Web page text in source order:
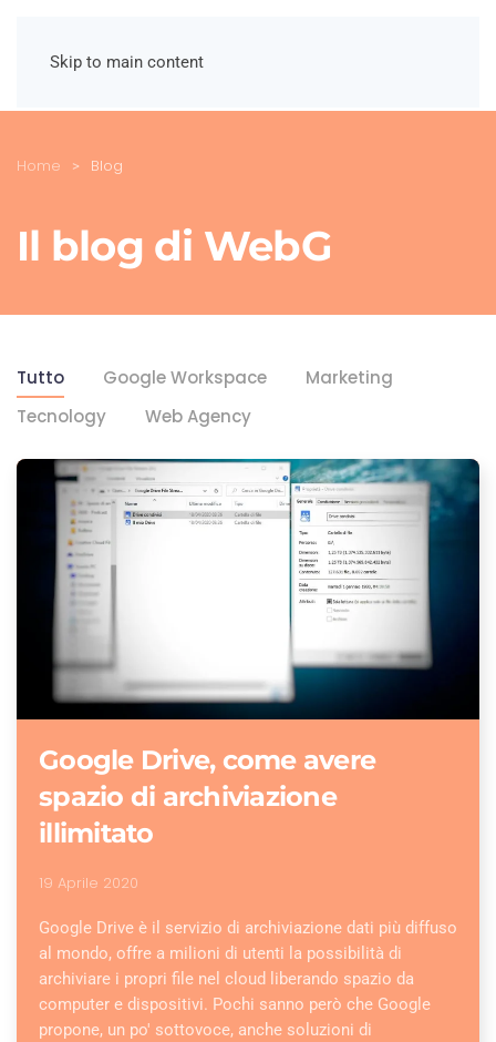
Skip to main content
Home Blog
Il blog di WebG
Tutto Google Workspace
Marketing
Tecnology
Web Agency
Google Drive, come avere
spazio di archiviazione
illimitato
19 Aprile 2020
Google Drive è il servizio di archiviazione dati più diffuso
al mondo, offre a milioni di utenti la possibilità di
archiviare i propri file nel cloud liberando spazio da
computer e dispositivi. Pochi sanno però che Google
propone, un po' sottovoce, anche soluzioni di